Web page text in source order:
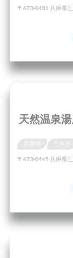
〒673-0431 兵庫県
天然温泉
〒673-0445 兵庫県